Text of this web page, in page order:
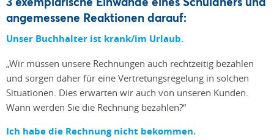
angemessene Reaktionen darauf:
Unser Buchhalter ist krank/im Urlaub.
„Wir müssen unsere Rechnungen auch rechtzeitig bezahlen
und sorgen daher für eine Vertretungsregelung in solchen
Situationen. Dies erwarten wir auch von unseren Kunden.
Wann werden Sie die Rechnung bezahlen?“
Ich habe die Rechnung nicht bekommen.